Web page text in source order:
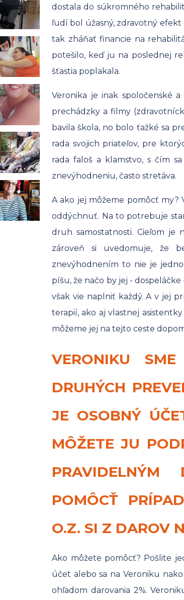
dostala do súkromného
ľudí bol úžasný, zdravotný efekt
tak zháňať financie na
potešilo, keď ju na poslednej
šťastia poplakala.
Veronika je inak spoločenské
prechádzky a filmy
bavila škola, no bolo ťažké sa
rada svojich priateľov, pre
rada faloš a klamstvo, s čím
znevýhodneniu, často stretáva.
A ako jej môžeme pomôcť my?
oddýchnuť. Na to potrebuje
druh samostatnosti. Cieľom je
zároveň si uvedomuje, že
znevýhodnením to nie je
píšu, že načo by jej -
však vie naplniť každý. A v jej
terapií, ako aj vlastnej
môžeme jej na tejto ceste
VERONIKU
DRUHÝCH
JE OSOBNÝ
MÔŽETE JU
POMÔCŤ
O.Z. SI Z DAROV
Ako môžete pomôcť? Pošlite
účet alebo sa na Veroniku
ohľadom darovania 2%.